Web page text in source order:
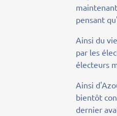
pensant
Ainsi du
par les
électeurs
Ainsi
bientôt
dernier